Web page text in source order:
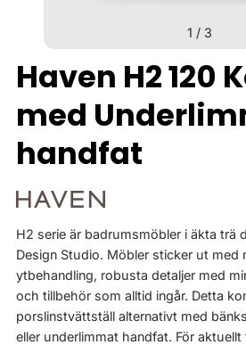
1 / 3
Haven H2 120
med
handfat
H2 serie är badrumsmöbler i äkta trä
Design Studio. Möbler sticker ut med
ytbehandling, robusta detaljer med
och tillbehör som alltid ingår. Detta
porslinstvättställ alternativt med
eller underlimmat handfat. För